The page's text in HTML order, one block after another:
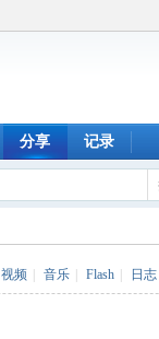
分享 记录
视频 音乐 Flash 日志